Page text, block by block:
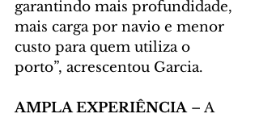
garantindo mais profundidade,
mais carga por navio e menor
custo para quem utiliza o
porto”, acrescentou Garcia.
AMPLA EXPERIÊNCIA – A